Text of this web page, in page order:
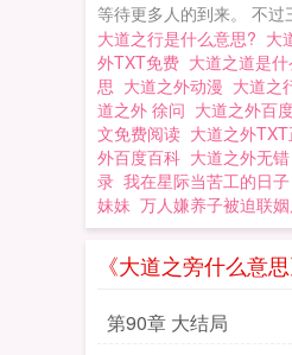
等待更多人的到来。 不
大道之行是什么意思? 大
外TXT免费 大道之道是
思 大道之外动漫 大道之
道之外 徐问 大道之外百
文免费阅读 大道之外
外百度百科 大道之外无错
录 我在星际当苦工的日子
妹妹 万人嫌养子被迫联
《大道之旁什么意
第90章 大结局